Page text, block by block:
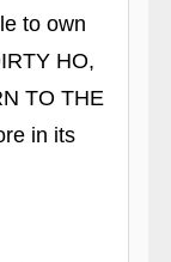
to own
HO,
TO THE
in its